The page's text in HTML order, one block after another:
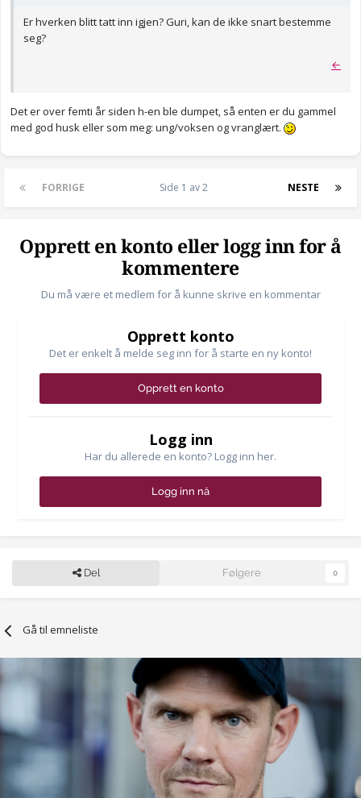
Er hverken blitt tatt inn igjen? Guri, kan de ikke snart bestemme
seg?
←
Det er over femti år siden h-en ble dumpet, så enten er du gammel
med god husk eller som meg: ung/voksen og vranglært.
FORRIGE NESTE
Side 1 av 2
Opprett en konto eller logg inn for å
kommentere
Du må være et medlem for å kunne skrive en kommentar
Opprett konto
Det er enkelt å melde seg inn for å starte en ny konto!
Opprett en konto
Logg inn
Har du allerede en konto? Logg inn her.
Logg inn nå
Del Følgere 0
Gå til emneliste